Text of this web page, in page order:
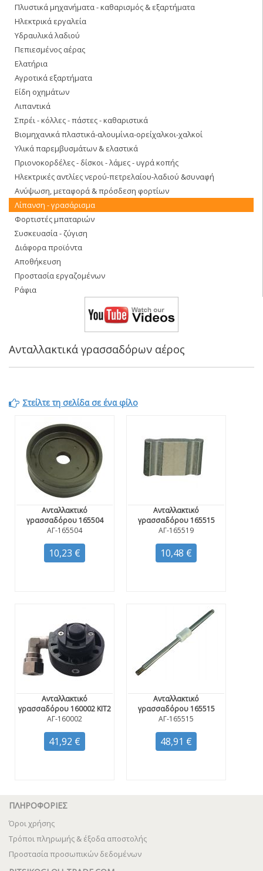
Πλυστικά μηχανήματα - καθαρισμός & εξαρτήματα
Ηλεκτρικά εργαλεία
Υδραυλικά λαδιού
Πεπιεσμένος αέρας
Ελατήρια
Αγροτικά εξαρτήματα
Είδη οχημάτων
Λιπαντικά
Σπρέι - κόλλες - πάστες - καθαριστικά
Βιομηχανικά πλαστικά-αλουμίνια-ορείχαλκοι-χαλκοί
Υλικά παρεμβυσμάτων & ελαστικά
Πριονοκορδέλες - δίσκοι - λάμες - υγρά κοπής
Ηλεκτρικές αντλίες νερού-πετρελαίου-λαδιού &συναφή
Ανύψωση, μεταφορά & πρόσδεση φορτίων
Λίπανση - γρασάρισμα
Φορτιστές μπαταριών
Συσκευασία - ζύγιση
Διάφορα προϊόντα
Αποθήκευση
Προστασία εργαζομένων
Ράφια
Ανταλλακτικά γρασσαδόρων αέρος
Στείλτε τη σελίδα σε ένα φίλο
Ανταλλακτικό
γρασσαδόρου 165504
ΑΓ-165504
10,23 €
Ανταλλακτικό
γρασσαδόρου 165515
ΑΓ-165519
10,48 €
Ανταλλακτικό
γρασσαδόρου 160002 KIT2
ΑΓ-160002
41,92 €
Ανταλλακτικό
γρασσαδόρου 165515
ΑΓ-165515
48,91 €
ΠΛΗΡΟΦΟΡΙΕΣ
Όροι χρήσης
Τρόποι πληρωμής & έξοδα αποστολής
Προστασία προσωπικών δεδομένων